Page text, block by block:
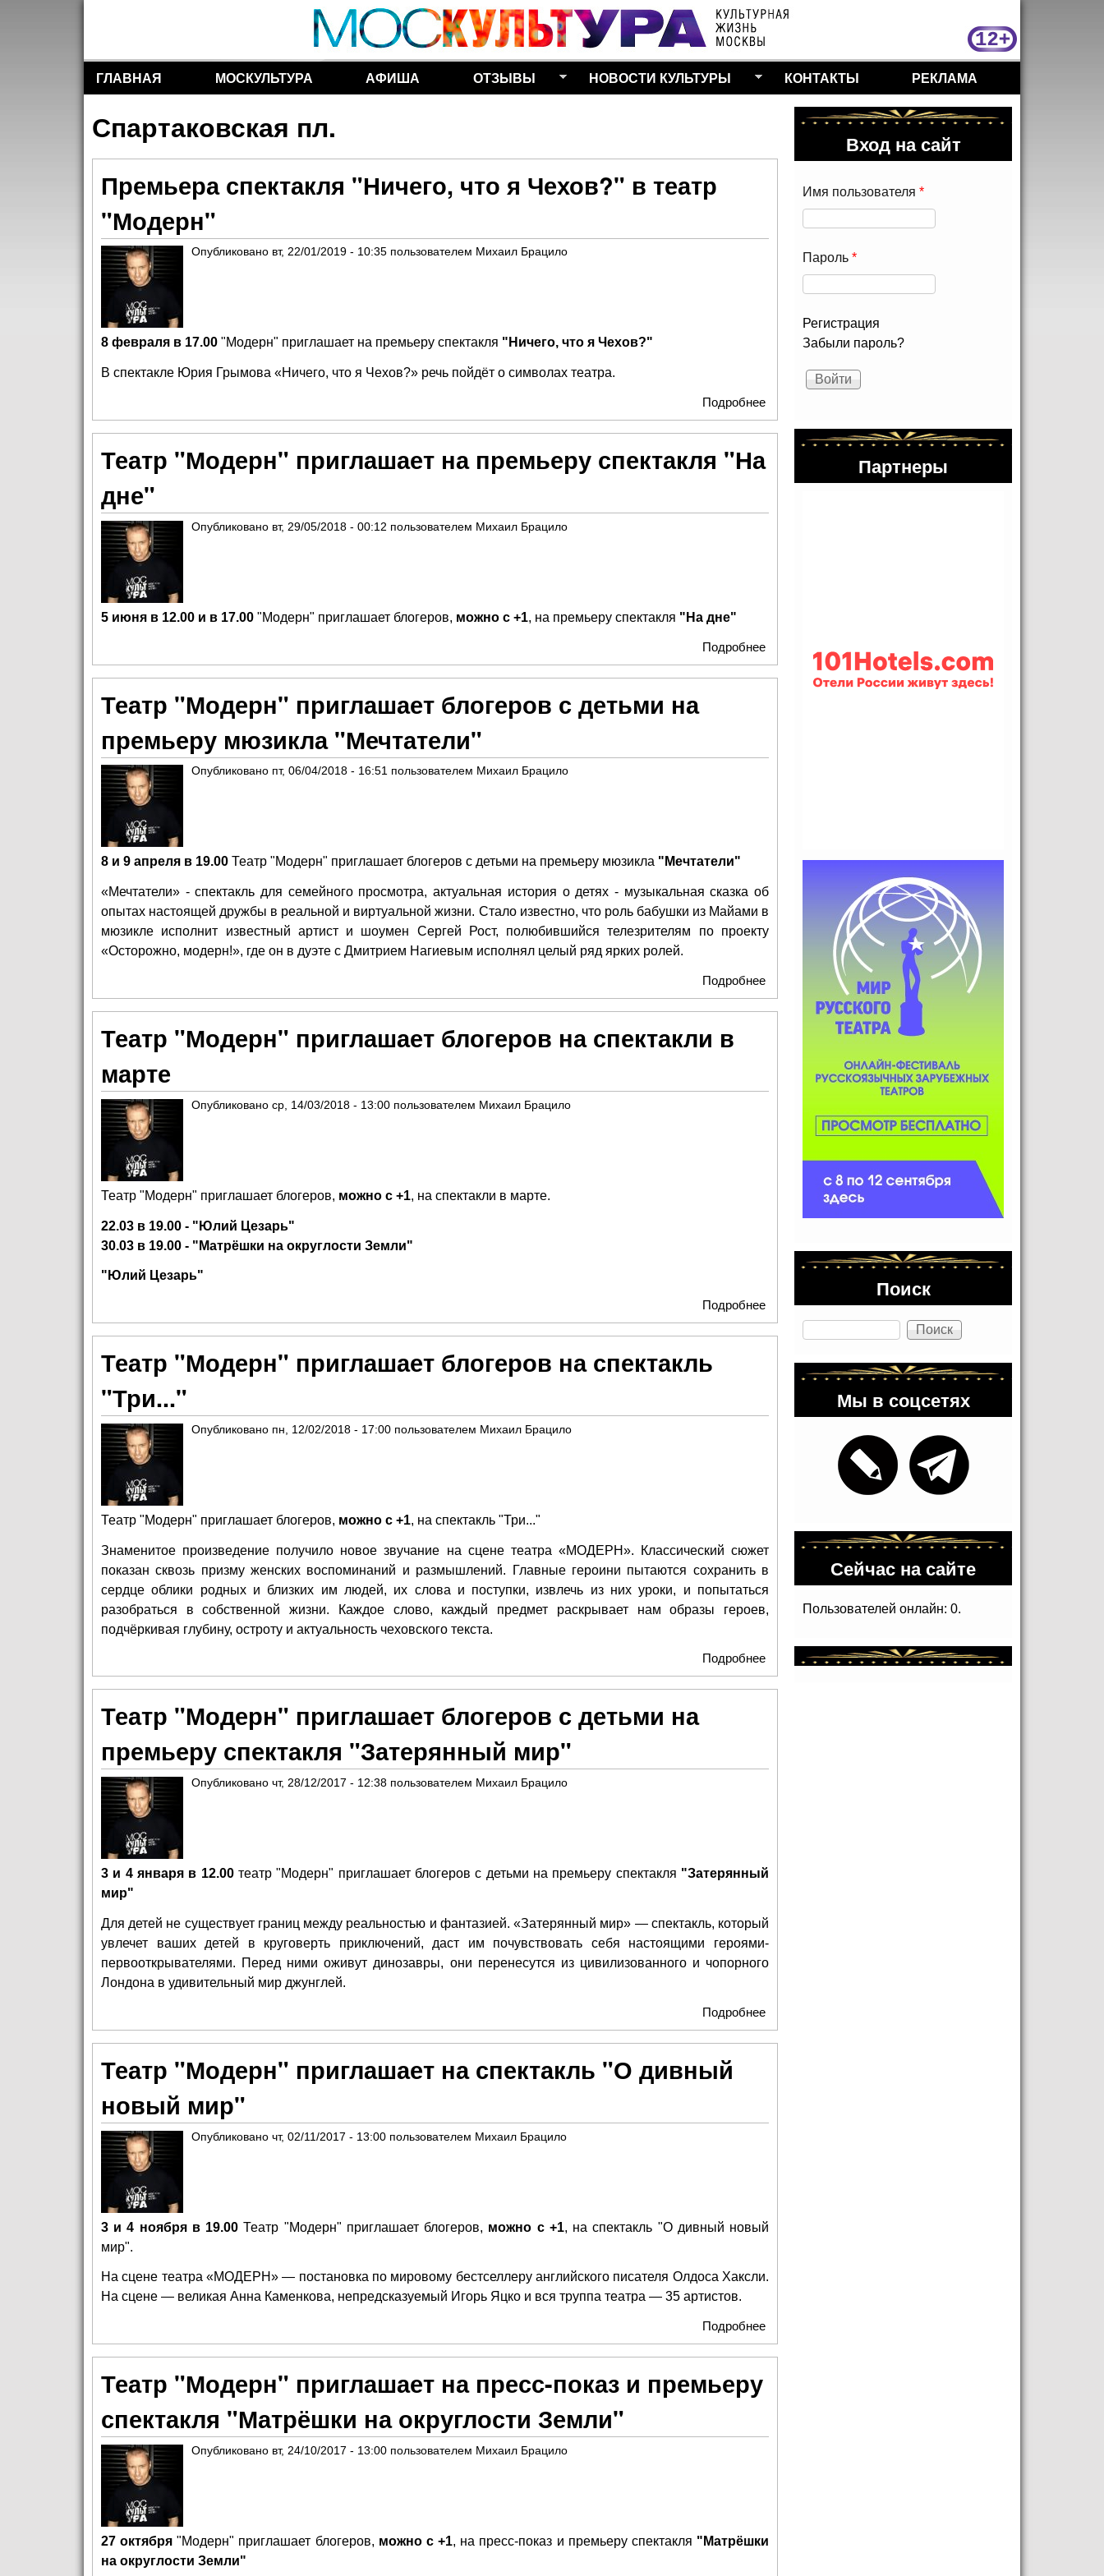
Перейти к основному
содержанию
Разделы сайта
ГЛАВНАЯ МОСКУЛЬТУРА АФИША ОТЗЫВЫ НОВОСТИ КУЛЬТУРЫ КОНТАКТЫ РЕКЛАМА
Спартаковская пл.
Премьера спектакля "Ничего, что я Чехов?" в театр
"Модерн"
Опубликовано вт, 22/01/2019 - 10:35 пользователем Михаил Брацило
8 февраля в 17.00 "Модерн" приглашает на премьеру спектакля "Ничего, что я Чехов?"
В спектакле Юрия Грымова «Ничего, что я Чехов?» речь пойдёт о символах театра.
Подробнее
"Модерн"
Театр "Модерн" приглашает на премьеру спектакля "На
дне"
Опубликовано вт, 29/05/2018 - 00:12 пользователем Михаил Брацило
5 июня в 12.00 и в 17.00 "Модерн" приглашает блогеров, можно с +1, на премьеру спектакля "На дне"
Подробнее
дне"
Театр "Модерн" приглашает блогеров с детьми на
премьеру мюзикла "Мечтатели"
Опубликовано пт, 06/04/2018 - 16:51 пользователем Михаил Брацило
8 и 9 апреля в 19.00 Театр "Модерн" приглашает блогеров с детьми на премьеру мюзикла "Мечтатели"
«Мечтатели» - спектакль для семейного просмотра, актуальная история о детях - музыкальная сказка об
опытах настоящей дружбы в реальной и виртуальной жизни. Стало известно, что роль бабушки из Майами в
мюзикле исполнит известный артист и шоумен Сергей Рост, полюбившийся телезрителям по проекту
«Осторожно, модерн!», где он в дуэте с Дмитрием Нагиевым исполнял целый ряд ярких ролей.
Подробнее о Театр "Модерн" приглашает блогеров с детьми на
премьеру мюзикла "Мечтатели"
Театр "Модерн" приглашает блогеров на спектакли в
марте
Опубликовано ср, 14/03/2018 - 13:00 пользователем Михаил Брацило
Театр "Модерн" приглашает блогеров, можно с +1, на спектакли в марте.
22.03 в 19.00 - "Юлий Цезарь"
30.03 в 19.00 - "Матрёшки на округлости Земли"
"Юлий Цезарь"
Подробнее о Театр "Модерн" приглашает блогеров на спектакли в
марте
Театр "Модерн" приглашает блогеров на спектакль
"Три..."
Опубликовано пн, 12/02/2018 - 17:00 пользователем Михаил Брацило
Театр "Модерн" приглашает блогеров, можно с +1, на спектакль "Три..."
Знаменитое произведение получило новое звучание на сцене театра «МОДЕРН». Классический сюжет
показан сквозь призму женских воспоминаний и размышлений. Главные героини пытаются сохранить в
сердце облики родных и близких им людей, их слова и поступки, извлечь из них уроки, и попытаться
разобраться в собственной жизни. Каждое слово, каждый предмет раскрывает нам образы героев,
подчёркивая глубину, остроту и актуальность чеховского текста.
Подробнее о Театр "Модерн" приглашает блогеров на спектакль
"Три..."
Театр "Модерн" приглашает блогеров с детьми на
премьеру спектакля "Затерянный мир"
Опубликовано чт, 28/12/2017 - 12:38 пользователем Михаил Брацило
3 и 4 января в 12.00театр"Модерн" приглашает блогеров с детьми на премьеру спектакля "Затерянный
мир"
Для детей не существует границ между реальностью и фантазией. «Затерянный мир» — спектакль, который
увлечет ваших детей в круговерть приключений, даст им почувствовать себя настоящими героями-
первооткрывателями. Перед ними оживут динозавры, они перенесутся из цивилизованного и чопорного
Лондона в удивительный мир джунглей.
Подробнее
премьеру спектакля "Затерянный мир"
Театр "Модерн" приглашает на спектакль "О дивный
новый мир"
Опубликовано чт, 02/11/2017 - 13:00 пользователем Михаил Брацило
3 и 4 ноября в 19.00 Театр "Модерн" приглашает блогеров, можно с +1, на спектакль "О дивный новый
мир".
На сцене театра «МОДЕРН» — постановка по мировому бестселлеру английского писателя Олдоса Хаксли.
На сцене — великая Анна Каменкова, непредсказуемый Игорь Яцко и вся труппа театра — 35 артистов.
Подробнее
новый мир"
Театр "Модерн" приглашает на пресс-показ и премьеру
спектакля "Матрёшки на округлости Земли"
Опубликовано вт, 24/10/2017 - 13:00 пользователем Михаил Брацило
27 октября "Модерн" приглашает блогеров, можно с +1, на пресс-показ и премьеру спектакля "Матрёшки
на округлости Земли"
Вход на сайт
Имя пользователя *
Пароль *
Регистрация
Забыли пароль?
Партнеры
Поиск
Поиск
Мы в соцсетях
Сейчас на сайте
Пользователей онлайн: 0.